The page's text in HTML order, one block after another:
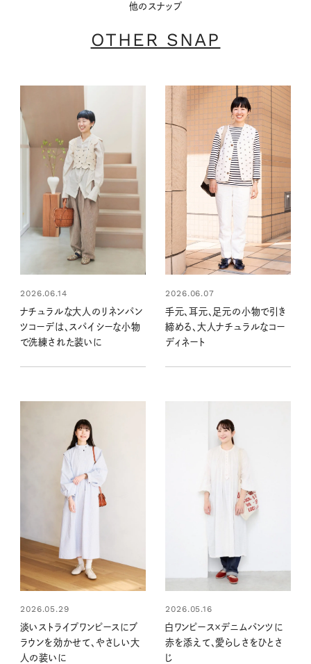
他のスナップ
OTHER SNAP
2026.06.14
ナチュラルな大人のリネンパン
ツコーデは、スパイシーな小物
で洗練された装いに
2026.06.07
手元、耳元、足元の小物で引き
締める、大人ナチュラルなコー
ディネート
2026.05.29
淡いストライプワンピースにブ
ラウンを効かせて、やさしい大
人の装いに
2026.05.16
白ワンピース×デニムパンツに
赤を添えて、愛らしさをひとさ
じ